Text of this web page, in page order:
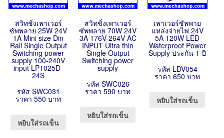
สวิทชิ่งเพาเวอร์
ซัพพลาย 25W 24V
1A Mini size Din
Rail Single Output
Switching power
supply 100-240V
input LP1025D-
24S
รหัส SWC031
ราคา 550 บาท
หยิบใส่รถเข็น
สวิทชิ่งเพาเวอร์
ซัพพลาย 70W 24V
3A 176V-264V AC
INPUT Ultra thin
Single Output
Switching power
supply
รหัส SWC026
ราคา 590 บาท
หยิบใส่รถเข็น
เพาเวอร์ซัพพาย
แหล่งจ่ายไฟ 24V
5A 120W LED
Waterproof Power
Supply ประกัน 1 ปี
รหัส LDV054
ราคา 650 บาท
หยิบใส่รถเข็น